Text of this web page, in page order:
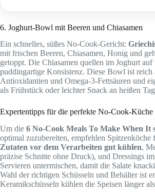
6. Joghurt-Bowl mit Beeren und Chiasamen
Ein schnelles, süßes No-Cook-Gericht:
mit frischen Beeren, Chiasamen, Honig und
getoppt. Die Chiasamen quellen im Joghurt
puddingartige Konsistenz. Diese Bowl ist reich
Antioxidantien und Omega-3-Fettsäuren und
als Frühstück oder leichter Snack an heißen
Expertentipps für die perfekte No-Cook-Küche
Um die 6 No-Cook Meals To Make When It
optimal zuzubereiten, empfehlen Spitzenköche
Zutaten vor dem Verarbeiten gut kühlen,
präzise Schnitte ohne Druck), und Dressings
Servieren untermischen, damit die Salate
Wahl der richtigen Schüsseln und Behälter ist
Keramikschüsseln kühlen die Speisen länger